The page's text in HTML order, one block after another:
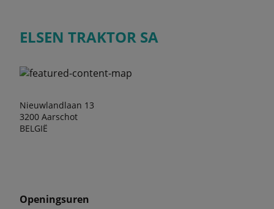
ELSEN TRAKTOR SA
Nieuwlandlaan 13
3200 Aarschot
BELGIË
Openingsuren